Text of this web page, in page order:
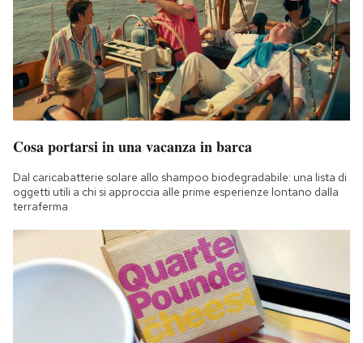
Cosa portarsi in una vacanza in barca
Dal caricabatterie solare allo shampoo biodegradabile: una lista di
oggetti utili a chi si approccia alle prime esperienze lontano dalla
terraferma